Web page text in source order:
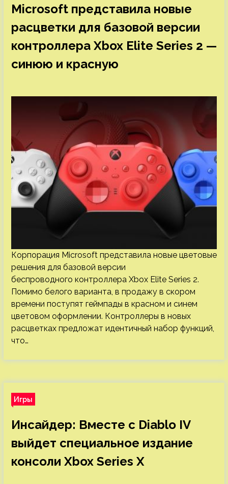
Microsoft представила новые
расцветки для базовой версии
контроллера Xbox Elite Series 2 —
синюю и красную
Корпорация Microsoft представила новые цветовые
решения для базовой версии
беспроводного контроллера Xbox Elite Series 2.
Помимо белого варианта, в продажу в скором
времени поступят геймпады в красном и синем
цветовом оформлении. Контроллеры в новых
расцветках предложат идентичный набор функций,
что…
Игры
Инсайдер: Вместе с Diablo IV
выйдет специальное издание
консоли Xbox Series X